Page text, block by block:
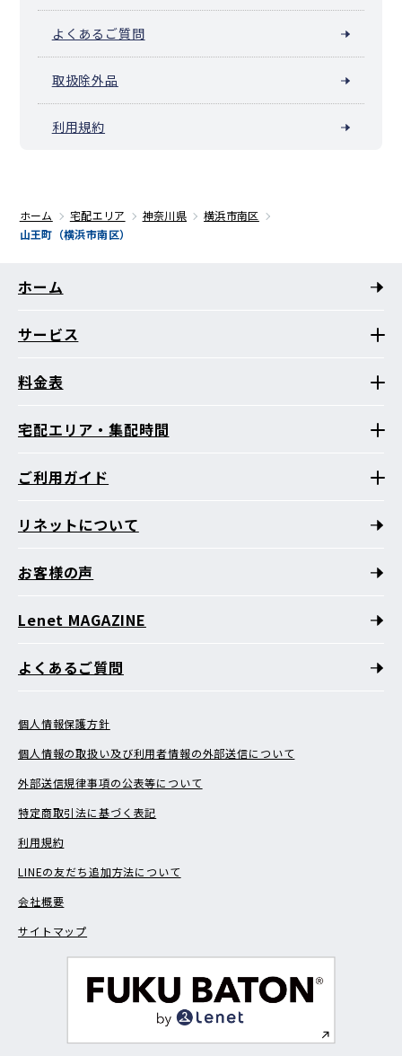
よくあるご質問
取扱除外品
利用規約
ホーム 宅配エリア 神奈川県
横浜市南区
山王町（横浜市南区）
ホーム
サービス
料金表
宅配エリア・集配時間
ご利用ガイド
リネットについて
お客様の声
Lenet MAGAZINE
よくあるご質問
個人情報保護方針
個人情報の取扱い及び利用者情報の外部送信について
外部送信規律事項の公表等について
特定商取引法に基づく表記
利用規約
LINEの友だち追加方法について
会社概要
サイトマップ